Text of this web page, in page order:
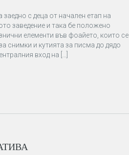
с деца от начален етап на
заведение и така бе положено
елементи във фоайето, които се
снимки и кутията за писма до дядо
вход на […]